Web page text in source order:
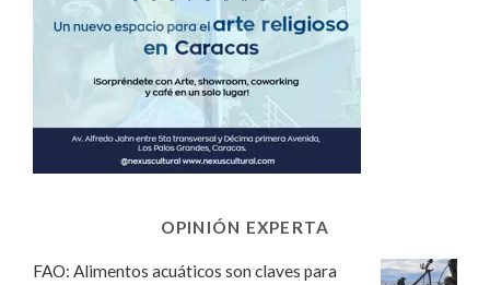
OPINIÓN EXPERTA
FAO: Alimentos acuáticos son claves para